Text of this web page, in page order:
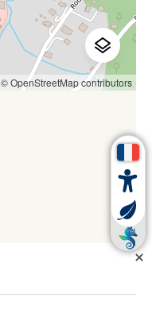
© OpenStreetMap contributors